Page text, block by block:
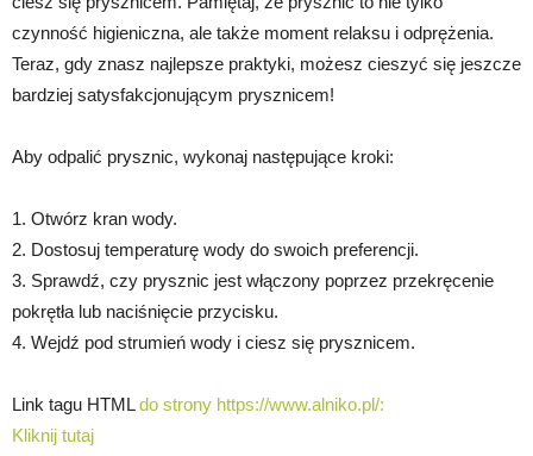
czynność higieniczna, ale także moment relaksu i odprężenia.
Teraz, gdy znasz najlepsze praktyki, możesz cieszyć się jeszcze
bardziej satysfakcjonującym prysznicem!
Aby odpalić prysznic, wykonaj następujące kroki:
1. Otwórz kran wody.
2. Dostosuj temperaturę wody do swoich preferencji.
3. Sprawdź, czy prysznic jest włączony poprzez przekręcenie
pokrętła lub naciśnięcie przycisku.
4. Wejdź pod strumień wody i ciesz się prysznicem.
Link tagu HTMLdo strony https://www.alniko.pl/:
Kliknij tutaj